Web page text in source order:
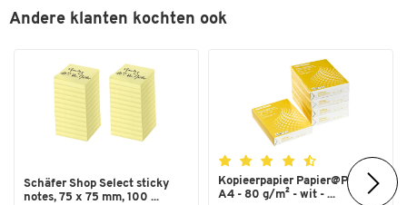
Andere klanten kochten ook
Schäfer Shop Select sticky
notes, 75 x 75 mm, 100 ...
Kopieerpapier Papier@Print -
A4 - 80 g/m² - wit - ...
Dubbelklik om in te zoomen